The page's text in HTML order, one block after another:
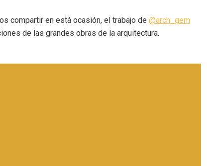
compartir en está ocasión, el trabajo de @arch_gem
de las grandes obras de la arquitectura.